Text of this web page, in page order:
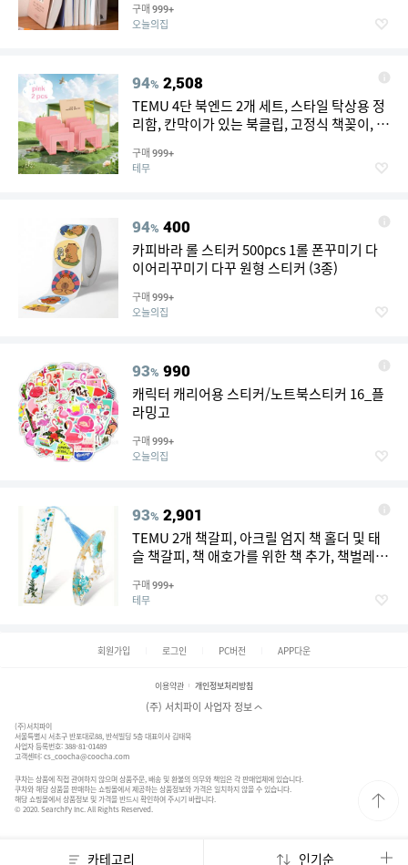
구매 999+
오늘의집
94% 2,508
TEMU 4단 북엔드 2개 세트, 스타일 탁상용 정
리함, 칸막이가 있는 북클립, 고정식 책꽂이, 그
일리시한 독서대, 도매
구매 999+
테무
94% 400
카피바라 롤 스티커 500pcs 1롤 폰꾸미기 다
이어리꾸미기 다꾸 원형 스티커 (3종)
구매 999+
오늘의집
93% 990
캐릭터 캐리어용 스티커/노트북스티커 16_플
라밍고
구매 999+
오늘의집
93% 2,901
TEMU 2개 책갈피, 아크릴 엄지 책 홀더 및 태
슬 책갈피, 책 애호가를 위한 책 추가, 책벌레
구매 999+
테무
회원가입 로그인 PC버전 APP다운
이용약관 개인정보처리방침
(주) 서치파이 사업자 정보
(주)서치파이
서울특별시 서초구 반포대로88, 반석빌딩 5층 대표이사 김태묵
사업자 등록번호: 388-81-01489
고객센터:cs_coocha@coocha.com
쿠차는 상품에 직접 관여하지 않으며 상품주문, 배송 및 환불의 의무와 책임은 각 판매업체에 있습니다.
쿠차와 해당 상품을 판매하는 쇼핑몰에서 제공하는 상품정보와 가격은 일치하지 않을 수 있습니다.
해당 쇼핑몰에서 상품정보 및 가격을 반드시 확인하여 주시기 바랍니다.
© 2020. SearchFy Inc. All Rights Reserved.
카테고리 인기순